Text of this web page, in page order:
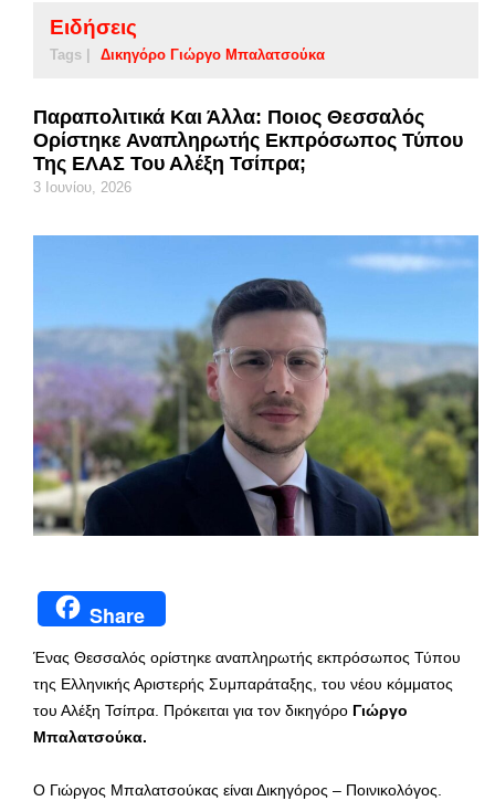
Ειδήσεις
Tags | Δικηγόρο Γιώργο Μπαλατσούκα
Παραπολιτικά Και Άλλα: Ποιος Θεσσαλός
Ορίστηκε Αναπληρωτής Εκπρόσωπος Τύπου
Της ΕΛΑΣ Του Αλέξη Τσίπρα;
3 Ιουνίου, 2026
Share
Ένας Θεσσαλός ορίστηκε αναπληρωτής εκπρόσωπος Τύπου
της Ελληνικής Αριστερής Συμπαράταξης, του νέου κόμματος
του Αλέξη Τσίπρα. Πρόκειται για τον δικηγόρο Γιώργο
Μπαλατσούκα.
Ο Γιώργος Μπαλατσούκας είναι Δικηγόρος – Ποινικολόγος.